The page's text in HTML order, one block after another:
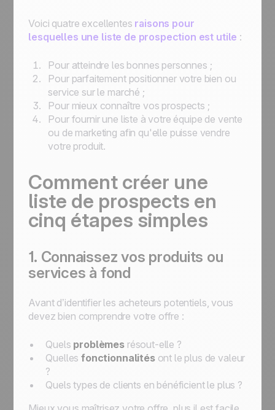
Voici quatre excellentes raisons pour
lesquelles une liste de prospection est utile :
Pour atteindre les bonnes personnes ;
Pour parfaitement positionner votre bien ou
service sur le marché ;
Pour mieux connaître vos prospects ;
Pour fournir une liste à votre équipe de vente
ou de marketing afin qu'elle puisse vendre
votre produit.
Comment créer une
liste de prospects en
cinq étapes simples
1. Connaissez vos produits ou
services à fond
Avant d’identifier les acheteurs potentiels, vous
devez bien comprendre votre offre :
Quels problèmes résout-elle ?
Quellesfonctionnalitésont le plus de valeur
?
Quels types de clients en bénéficient le plus ?